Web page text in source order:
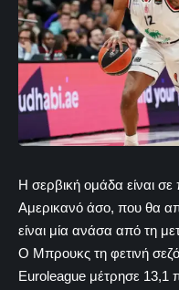
Η σερβική ομάδα είναι
Αμερικανό άσο, που θα
είναι μία ανάσα από τη
Ο Μπρουκς τη φετινή
Euroleague μέτρησε 13,1